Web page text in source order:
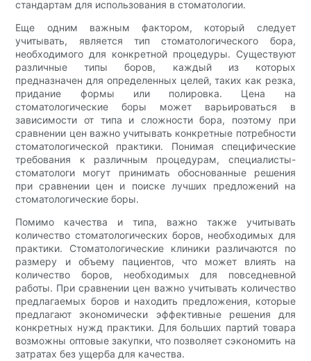
стандартам для использования в стоматологии.
Еще одним важным фактором, который следует
учитывать, является тип стоматологического бора,
необходимого для конкретной процедуры. Существуют
различные типы боров, каждый из которых
предназначен для определенных целей, таких как резка,
придание формы или полировка. Цена на
стоматологические боры может варьироваться в
зависимости от типа и сложности бора, поэтому при
сравнении цен важно учитывать конкретные потребности
стоматологической практики. Понимая специфические
требования к различным процедурам, специалисты-
стоматологи могут принимать обоснованные решения
при сравнении цен и поиске лучших предложений на
стоматологические боры.
Помимо качества и типа, важно также учитывать
количество стоматологических боров, необходимых для
практики. Стоматологические клиники различаются по
размеру и объему пациентов, что может влиять на
количество боров, необходимых для повседневной
работы. При сравнении цен важно учитывать количество
предлагаемых боров и находить предложения, которые
предлагают экономически эффективные решения для
конкретных нужд практики. Для больших партий товара
возможны оптовые закупки, что позволяет сэкономить на
затратах без ущерба для качества.